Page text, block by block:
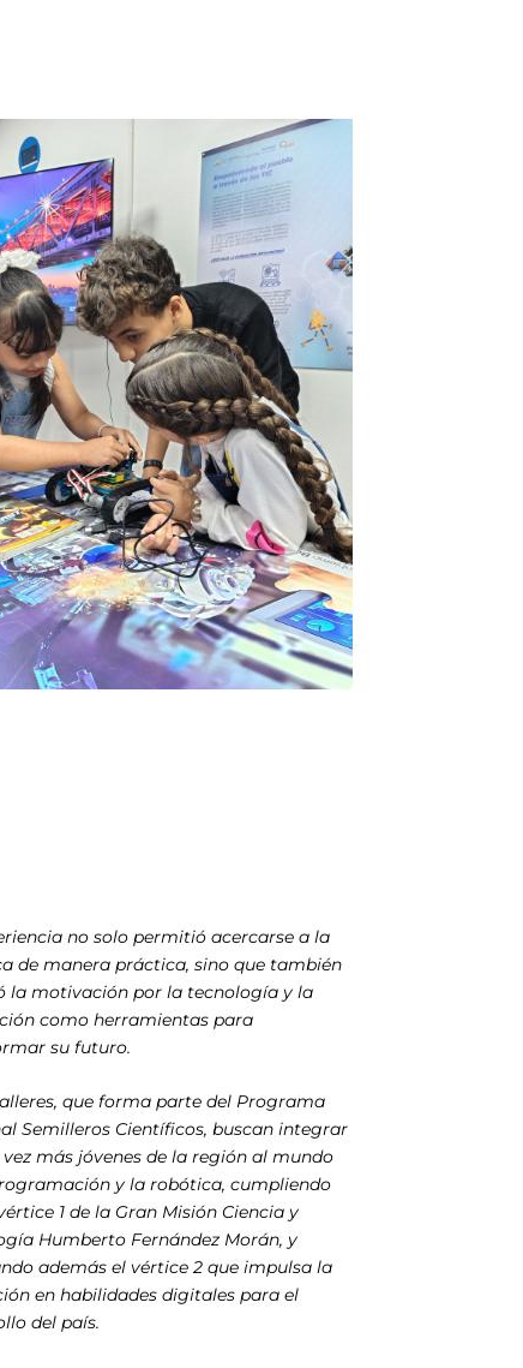
no solo permitió acercarse a la
de manera práctica, sino que también
la motivación por la tecnología y la
como herramientas para
su futuro.
que forma parte del Programa
Semilleros Científicos, buscan integrar
más jóvenes de la región al mundo
y la robótica, cumpliendo
1 de la Gran Misión Ciencia y
Humberto Fernández Morán, y
además el vértice 2 que impulsa la
en habilidades digitales para el
del país.